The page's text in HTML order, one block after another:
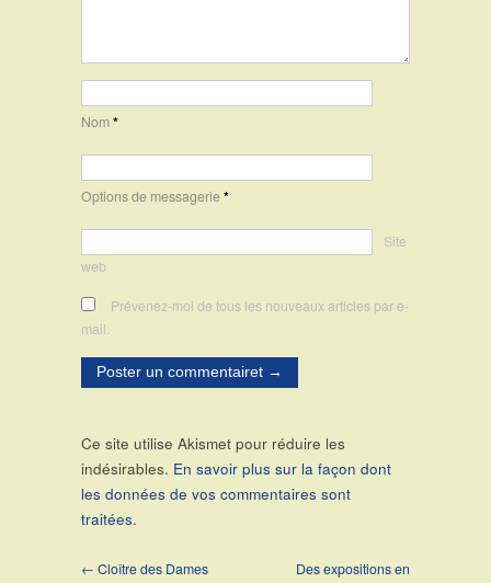
Nom*
Options de messagerie*
Site
web
Prévenez-moi de tous les nouveaux articles par e-
mail.
Ce site utilise Akismet pour réduire les
indésirables. En savoir plus sur la façon dont
les données de vos commentaires sont
traitées.
← Cloître des Dames
Des expositions en